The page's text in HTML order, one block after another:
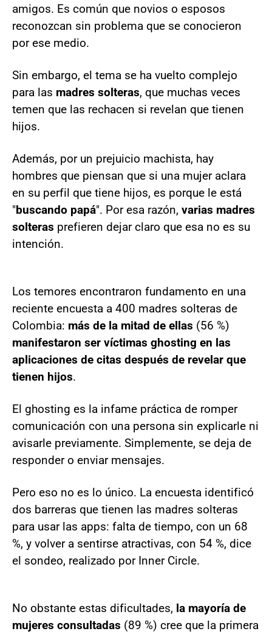
amigos. Es común que novios o esposos
reconozcan sin problema que se conocieron
por ese medio.
Sin embargo, el tema se ha vuelto complejo
para las madres solteras, que muchas veces
temen que las rechacen si revelan que tienen
hijos.
Además, por un prejuicio machista, hay
hombres que piensan que si una mujer aclara
en su perfil que tiene hijos, es porque le está
"buscando papá". Por esa razón, varias madres
solteras prefieren dejar claro que esa no es su
intención.
Los temores encontraron fundamento en una
reciente encuesta a 400 madres solteras de
Colombia: más de la mitad de ellas (56 %)
manifestaron ser víctimas ghosting en las
aplicaciones de citas después de revelar que
tienen hijos.
El ghosting es la infame práctica de romper
comunicación con una persona sin explicarle ni
avisarle previamente. Simplemente, se deja de
responder o enviar mensajes.
Pero eso no es lo único. La encuesta identificó
dos barreras que tienen las madres solteras
para usar las apps: falta de tiempo, con un 68
%, y volver a sentirse atractivas, con 54 %, dice
el sondeo, realizado por Inner Circle.
No obstante estas dificultades, la mayoría de
mujeres consultadas (89 %) cree que la primera